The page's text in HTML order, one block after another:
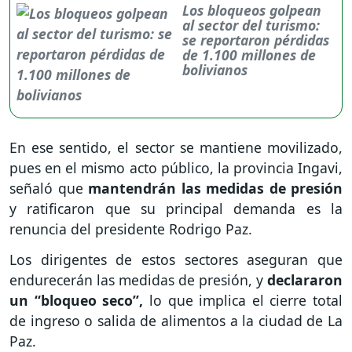
Los bloqueos golpean
al sector del turismo:
se reportaron pérdidas
de 1.100 millones de
bolivianos
En ese sentido, el sector se mantiene movilizado,
pues en el mismo acto público, la provincia Ingavi,
señaló que mantendrán las medidas de presión
y ratificaron que su principal demanda es la
renuncia del presidente Rodrigo Paz.
Los dirigentes de estos sectores aseguran que
endurecerán las medidas de presión, y declararon
un “bloqueo seco”, lo que implica el cierre total
de ingreso o salida de alimentos a la ciudad de La
Paz.